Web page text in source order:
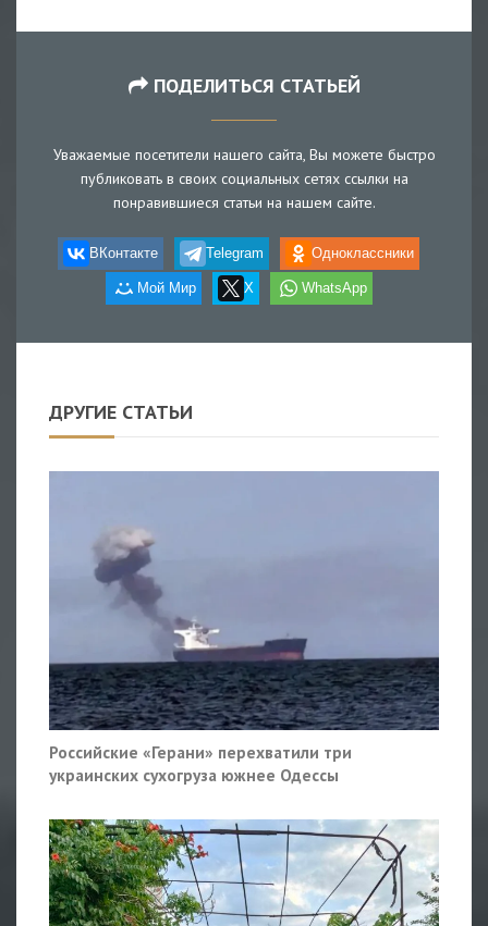
ПОДЕЛИТЬСЯ СТАТЬЕЙ
Уважаемые посетители нашего сайта, Вы можете быстро
публиковать в своих социальных сетях ссылки на
понравившиеся статьи на нашем сайте.
ВКонтакте Telegram Одноклассники
Мой Мир X WhatsApp
ДРУГИЕ СТАТЬИ
Российские «Герани» перехватили три
украинских сухогруза южнее Одессы